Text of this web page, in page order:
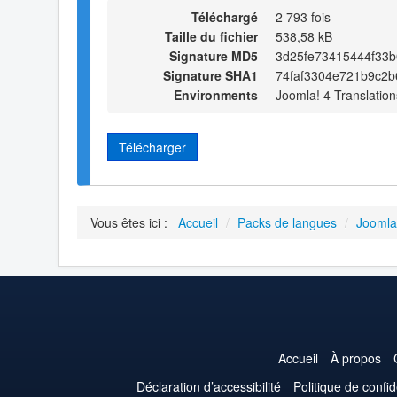
Téléchargé
2 793 fois
Taille du fichier
538,58 kB
Signature MD5
Signature SHA1
Environments
Joomla! 4
Télécharger
Vous êtes ici : Accueil / Packs de langues /
Accueil À propos
Déclaration d’accessibilité
Politique de